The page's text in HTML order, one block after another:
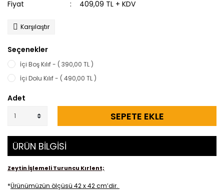
Fiyat
409,09 TL + KDV
Karşılaştır
Seçenekler
İçi Boş Kılıf - ( 390,00 TL )
İçi Dolu Kılıf - ( 490,00 TL )
Adet
SEPETE EKLE
ÜRÜN BİLGİSİ
Zeytin İşlemeli Turuncu Kırlent;
*Ürünümüzün ölçüsü 42 x 42 cm’dir.